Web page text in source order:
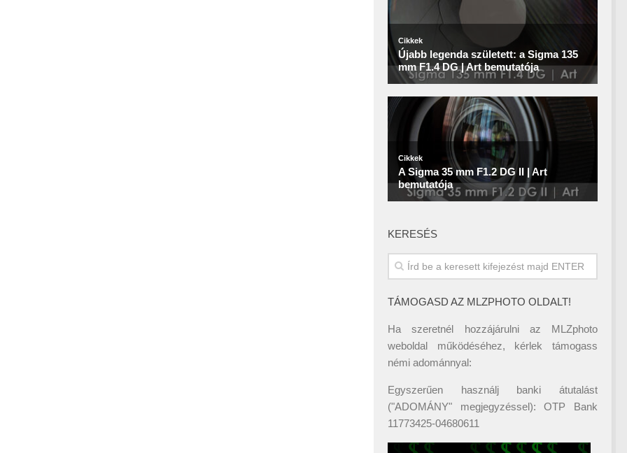
KERESÉS
TÁMOGASD AZ MLZPHOTO OLDALT!
Ha szeretnél hozzájárulni az MLZphoto
weboldal működéséhez, kérlek támogass
némi adománnyal:
Egyszerűen használj banki átutalást
("ADOMÁNY" megjegyzéssel): OTP Bank
11773425-04680611